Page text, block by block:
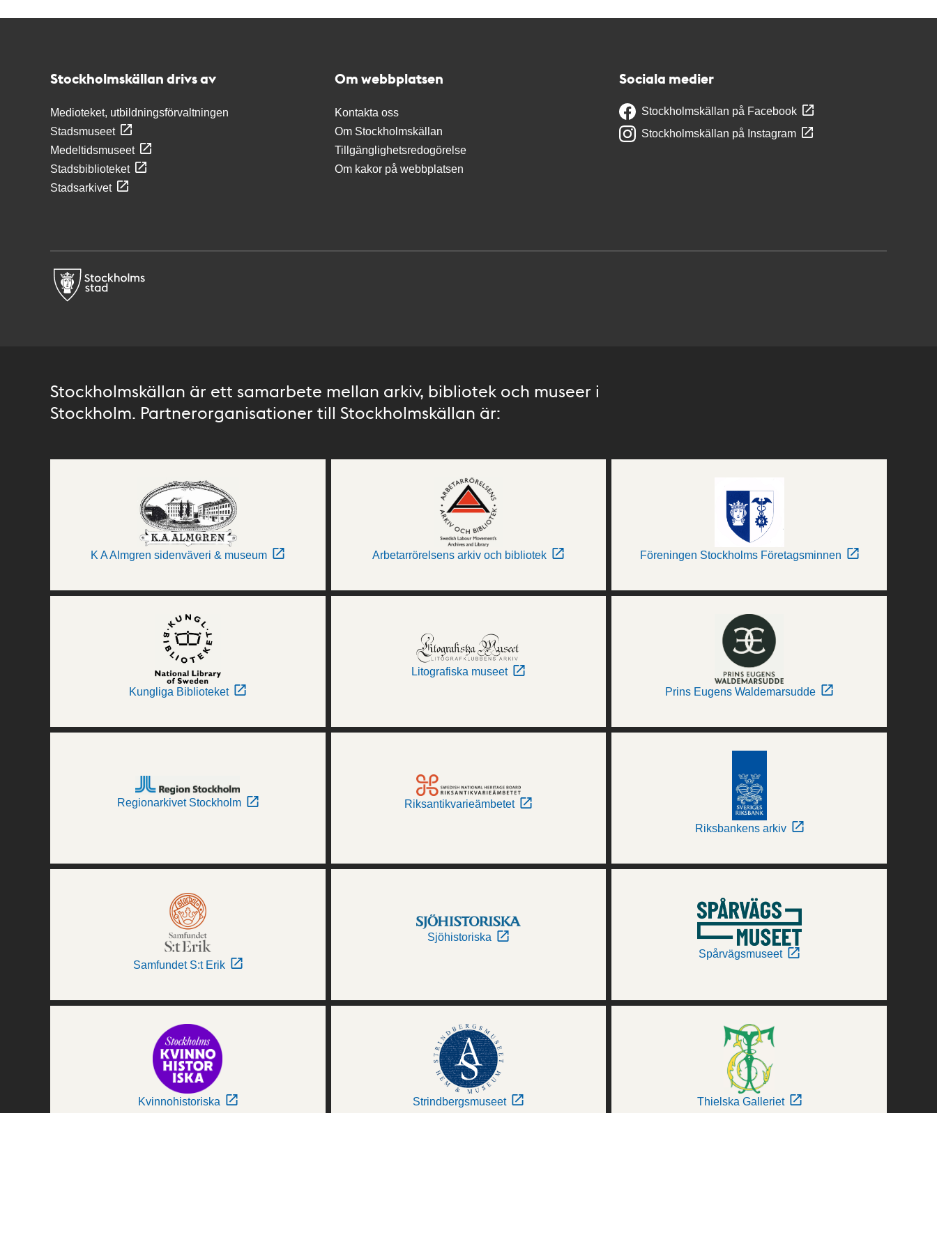
Stockholmskällan drivs av
Medioteket, utbildningsförvaltningen
Stadsmuseet
Medeltidsmuseet
Stadsbiblioteket
Stadsarkivet
Om webbplatsen
Kontakta oss
Om Stockholmskällan
Tillgänglighetsredogörelse
Om kakor på webbplatsen
Sociala medier
Stockholmskällan på Facebook
Stockholmskällan på Instagram
Stockholmskällan är ett samarbete mellan arkiv, bibliotek och museer i
Stockholm. Partnerorganisationer till Stockholmskällan är:
K A Almgren sidenväveri & museum Arbetarrörelsens arkiv och bibliotek Föreningen Stockholms Företagsminnen
Kungliga Biblioteket
Litografiska museet
Prins Eugens Waldemarsudde
Regionarkivet Stockholm Riksantikvarieämbetet
Riksbankens arkiv
Samfundet S:t Erik
Sjöhistoriska
Spårvägsmuseet
Kvinnohistoriska Strindbergsmuseet Thielska Galleriet